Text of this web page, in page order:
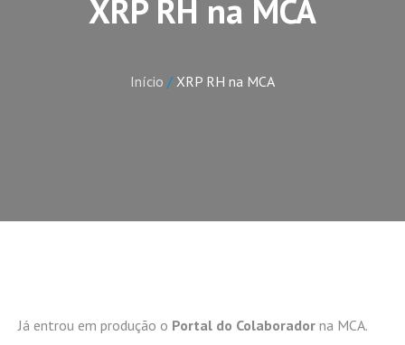
XRP RH na MCA
Início / XRP RH na MCA
Já entrou em produção o Portal do Colaborador na MCA.